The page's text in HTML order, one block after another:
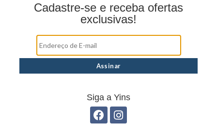
Estojo Juvenil YS27108 Estojo juvenil YS41026
Cadastre-se e receba ofertas
exclusivas!
Siga a Yins